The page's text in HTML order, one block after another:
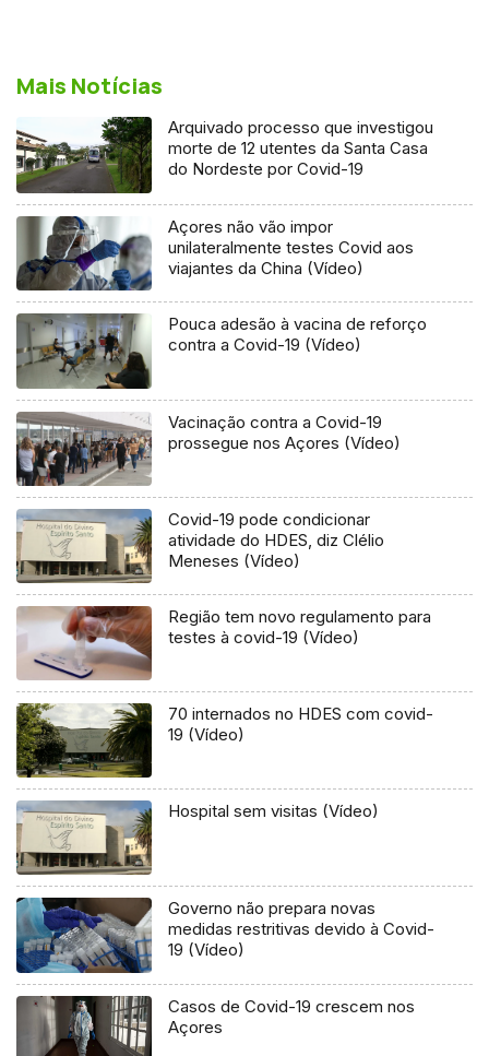
Mais Notícias
Arquivado processo que investigou
morte de 12 utentes da Santa Casa
do Nordeste por Covid-19
Açores não vão impor
unilateralmente testes Covid aos
viajantes da China (Vídeo)
Pouca adesão à vacina de reforço
contra a Covid-19 (Vídeo)
Vacinação contra a Covid-19
prossegue nos Açores (Vídeo)
Covid-19 pode condicionar
atividade do HDES, diz Clélio
Meneses (Vídeo)
Região tem novo regulamento para
testes à covid-19 (Vídeo)
70 internados no HDES com covid-
19 (Vídeo)
Hospital sem visitas (Vídeo)
Governo não prepara novas
medidas restritivas devido à Covid-
19 (Vídeo)
Casos de Covid-19 crescem nos
Açores